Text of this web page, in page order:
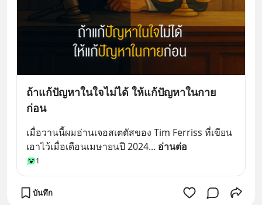
ถ้าแก้ปัญหาในใจไม่ได้ ให้แก้ปัญหาในกาย
ก่อน
เมื่อวานนี้ผมอ่านเจอสเตตัสของ Tim Ferriss ที่เขียน
เอาไว้เมื่อเดือนเมษายนปี 2024... อ่านต่อ
1
บันทึก